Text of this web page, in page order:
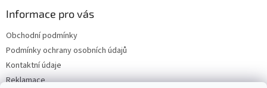
Informace pro vás
Obchodní podmínky
Podmínky ochrany osobních údajů
Kontaktní údaje
Reklamace